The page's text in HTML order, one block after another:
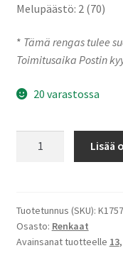
Melupäästö: 2 (70)
* Tämä rengas tulee
Toimitusaika Postin
20 varastossa
GreenMax
EcoTouring
määrä
Lisää
Tuotetunnus (SKU):
Osasto: Renkaat
Avainsanat tuotteelle 13,